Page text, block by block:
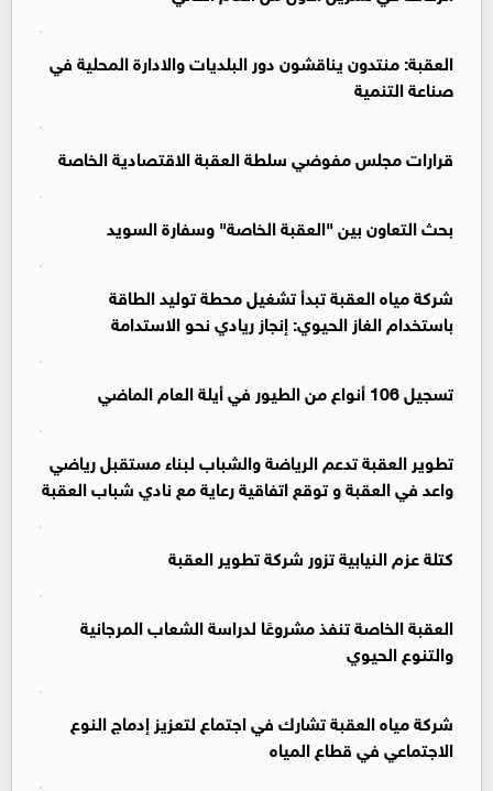
العقبة: منتدون يناقشون دور البلديات والادارة المحلية في
صناعة التنمية
قرارات مجلس مفوضي سلطة العقبة الاقتصادية الخاصة
بحث التعاون بين "العقبة الخاصة" وسفارة السويد
شركة مياه العقبة تبدأ تشغيل محطة توليد الطاقة
باستخدام الغاز الحيوي: إنجاز ريادي نحو الاستدامة
تسجيل 106 أنواع من الطيور في أيلة العام الماضي
تطوير العقبة تدعم الرياضة والشباب لبناء مستقبل رياضي
واعد في العقبة و توقع اتفاقية رعاية مع نادي شباب العقبة
كتلة عزم النيابية تزور شركة تطوير العقبة
العقبة الخاصة تنفذ مشروعًا لدراسة الشعاب المرجانية
والتنوع الحيوي
شركة مياه العقبة تشارك في اجتماع لتعزيز إدماج النوع
الاجتماعي في قطاع المياه